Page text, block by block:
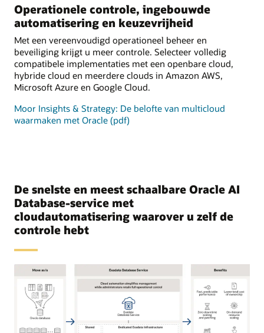
Operationele controle, ingebouwde
automatisering en keuzevrijheid
Met een vereenvoudigd operationeel beheer en
beveiliging krijgt u meer controle. Selecteer volledig
compatibele implementaties met een openbare cloud,
hybride cloud en meerdere clouds in Amazon AWS,
Microsoft Azure en Google Cloud.
Moor Insights & Strategy: De belofte van multicloud
waarmaken met Oracle (pdf)
De snelste en meest schaalbare Oracle AI
Database-service met
cloudautomatisering waarover u zelf de
controle hebt